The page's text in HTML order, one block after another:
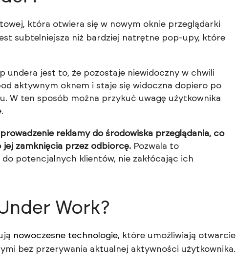
która otwiera się w nowym oknie przeglądarki
subtelniejsza niż bardziej natrętne pop-upy, które
undera jest to, że pozostaje niewidoczny w chwili
aktywnym oknem i staje się widoczna dopiero po
W ten sposób można przykuć uwagę użytkownika
reklamy do środowiska przeglądania, co
zamknięcia przez odbiorcę. Pozwala to
potencjalnych klientów, nie zakłócając ich
Work?
nowoczesne technologie, które umożliwiają otwarcie
bez przerywania aktualnej aktywności użytkownika.